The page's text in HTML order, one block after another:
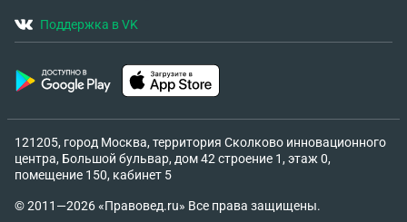
Поддержка в VK
121205, город Москва, территория Сколково инновационного
центра, Большой бульвар, дом 42 строение 1, этаж 0,
помещение 150, кабинет 5
© 2011—2026 «Правовед.ru» Все права защищены.